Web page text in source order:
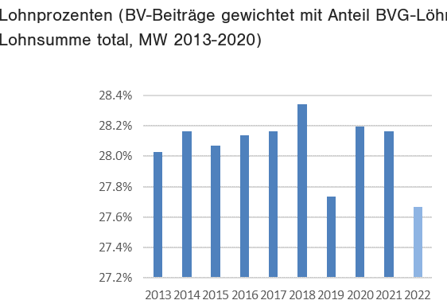
Lohnprozenten (BV-Beiträge gewichtet mit Anteil BVG-
Lohnsumme total, MW 2013-2020)